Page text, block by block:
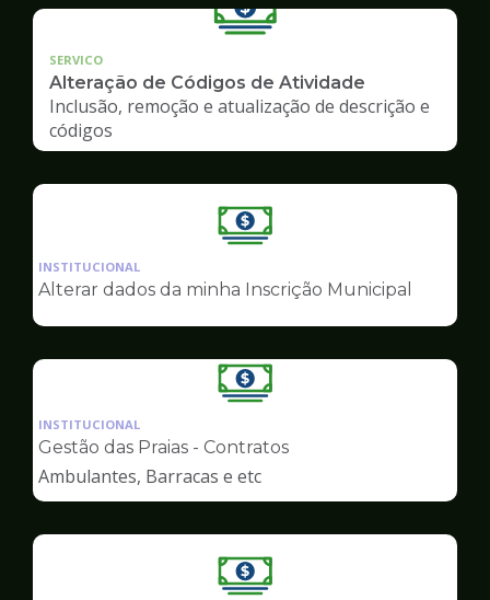
SERVICO
Alteração de Códigos de Atividade
Inclusão, remoção e atualização de descrição e
códigos
Ilustração
pagina
Finanças
INSTITUCIONAL
Alterar dados da minha Inscrição Municipal
Ilustração
pagina
de
Finanças
INSTITUCIONAL
Gestão das Praias - Contratos
Ambulantes, Barracas e etc
Ilustração